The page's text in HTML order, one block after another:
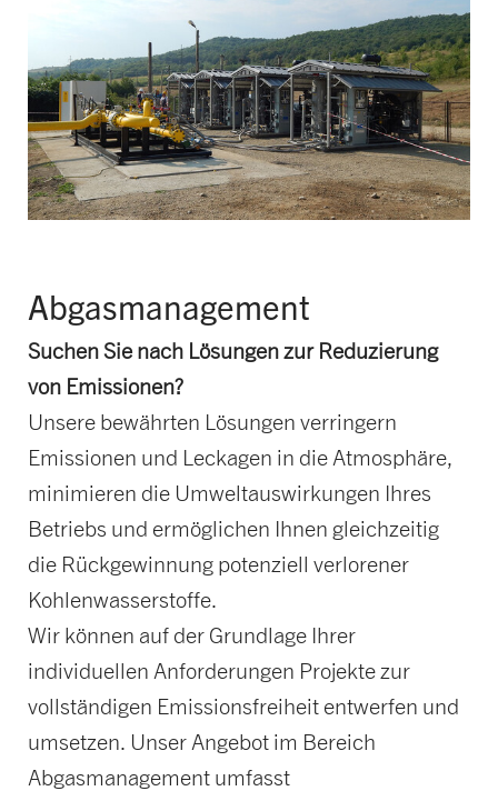
Abgasmanagement
Suchen Sie nach Lösungen zur Reduzierung
von Emissionen?
Unsere bewährten Lösungen verringern
Emissionen und Leckagen in die Atmosphäre,
minimieren die Umweltauswirkungen Ihres
Betriebs und ermöglichen Ihnen gleichzeitig
die Rückgewinnung potenziell verlorener
Kohlenwasserstoffe.
Wir können auf der Grundlage Ihrer
individuellen Anforderungen Projekte zur
vollständigen Emissionsfreiheit entwerfen und
umsetzen. Unser Angebot im Bereich
Abgasmanagement umfasst